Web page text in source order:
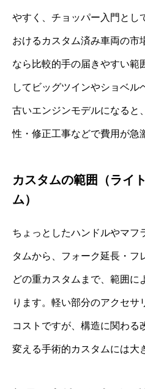
やすく、チョッパー入門とし
おけるカスタム済み車両の市
なら比較的手の届きやすい範
してビッグツインやショベル
古いエンジンモデルになると
性・修正工事などで費用が急
カスタムの範囲（ライ
ム）
ちょっとしたハンドルやマフ
タムから、フォーク延長・フ
どの重カスタムまで、範囲に
ります。軽い部分のアクセサ
コストですが、構造に関わる
変える手術的カスタムには大